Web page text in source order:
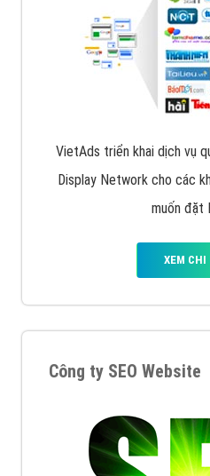
VietAds triển khai dịch vụ
Display Network cho các
muốn đặt
XEM CHI
Công ty SEO Website